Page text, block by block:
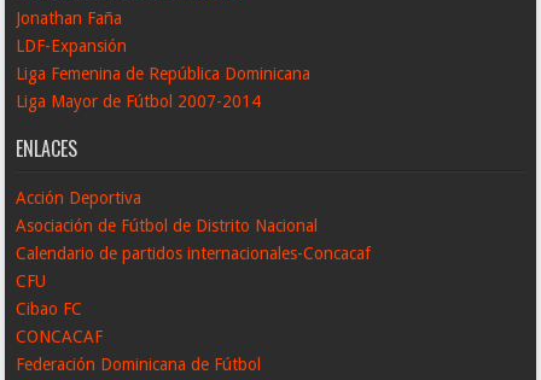
Jonathan Faña
LDF-Expansión
Liga Femenina de República Dominicana
Liga Mayor de Fútbol 2007-2014
ENLACES
Acción Deportiva
Asociación de Fútbol de Distrito Nacional
Calendario de partidos internacionales-Concacaf
CFU
Cibao FC
CONCACAF
Federación Dominicana de Fútbol